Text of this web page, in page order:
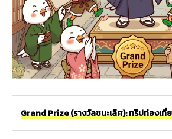
Grand Prize (รางวัลชนะเลิศ): ทริปท่องเที่